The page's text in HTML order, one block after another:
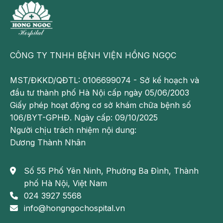
dinh dưỡng và chậm phát triển do mẹ bầu mệt mỏi,
chán ăn, sụt cân, cơ thể không bổ sung đủ chất dinh
dưỡng cho cả mẹ và con.
Đi ngoài có ảnh hưởng đến thai nhi không là vấn đề
nhiều mẹ bầu quan tâm
CÔNG TY TNHH BỆNH VIỆN HỒNG NGỌC
MST/ĐKKD/QĐTL: 0106699074 - Sở kế hoạch và
đầu tư thành phố Hà Nội cấp ngày 05/06/2003
Giấy phép hoạt động cơ sở khám chữa bệnh số
106/BYT-GPHĐ. Ngày cấp: 09/10/2025
Người chịu trách nhiệm nội dung:
Dương Thành Nhân
Số 55 Phố Yên Ninh, Phường Ba Đình, Thành
phố Hà Nội, Việt Nam
024 3927 5568
info@hongngochospital.vn